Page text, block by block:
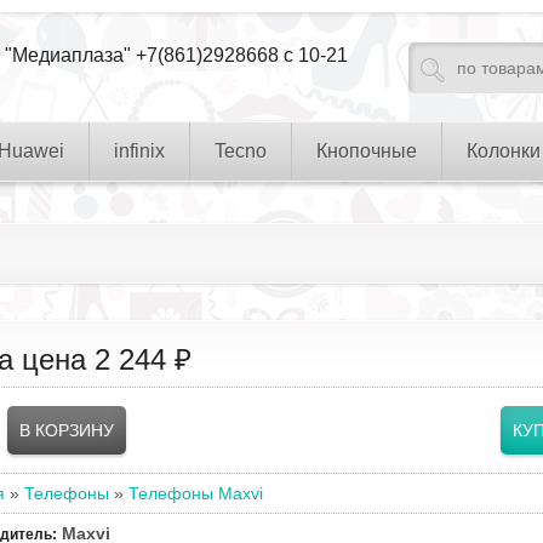
+7(861)2928668 с 10-21
infinix Tecno Кнопочные Колонки
цена 2 244 ₽
» Телефоны » Телефоны Maxvi
: Maxvi